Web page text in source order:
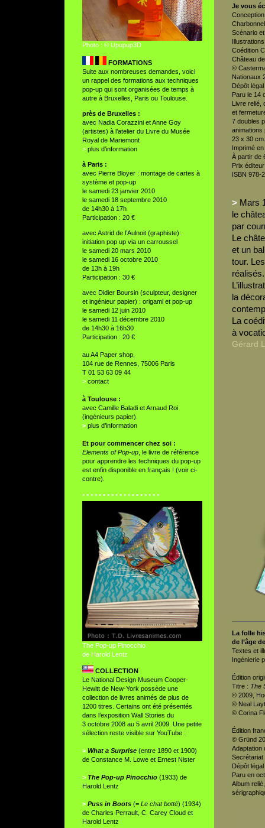
Photo : © Upupup3D
FORMATIONS
Suite aux nombreuses demandes, voici
un rappel des formations aux techniques
pop-up qui sont organisées de temps à
autre à Bruxelles, Paris ou Toulouse.
près de Bruxelles :
avec Nadia Corazzini et Anne Goy
(artistes) à l’atelier du Livre du Musée
Royal de Mariemont
> plus d’information
à Paris :
avec Pierre Bloyer : montage de cartes à
système et pop-up
le samedi 23 janvier 2010
le samedi 18 septembre 2010
de 14h30 à 17h
Participation : 20 €
avec Astrid de l’Aulnoit (graphiste):
initiation pop up via un carroussel
le samedi 20 mars 2010
le samedi 16 octobre 2010
de 13h à 19h
Participation : 30 €
avec Didier Boursin (sculpteur, designer
et ingénieur papier) : origami et pop-up
le samedi 12 juin 2010
le samedi 11 décembre 2010
de 14h30 à 16h30
Participation : 20 €
au A4 Paper shop,
104 rue de Rennes, 75006 Paris
T 01 53 63 09 44
> contact
à Toulouse :
avec Camille Baladi et Arnaud Roi
(ingénieurs papier).
> plus d’information
Et pour commencer chez soi :
Elements of Pop-up, le livre de référence
pour apprendre les techniques du pop-up
est enfin disponible en français ! (voir ci-
contre).
° ° ° ° ° ° ° ° ° ° ° ° ° ° ° ° ° ° °
The Pop-up Pinocchio
de Harold Lentz
COLLECTION
Le National Design Museum Cooper-
Hewitt de New-York possède une
collection de livres animés de plus de
1200 titres. Certains ont été présentés
dans l’exposition Wall Stories du
3 octobre 2008 au 5 avril 2009. Une petite
sélection reste visible sur YouTube :
> What a Surprise(entre 1890 et 1900)
de Constance M. Lowe et Ernest Nister
> The Pop-up Pinocchio(1933) de
Harold Lentz
> Puss in Boots(= Le chat botté) (1934)
de Charles Perrault, C. Carey Cloud et
Harold Lentz
Je vous
Charbonnel
Scénario
Coédition
Château
©
Nationaux
Dépôt
Paru le 14
Livre relié,
et
7 doubles
animations
23 x 30 cm.
Imprimé
À partir de
Prix
ISBN 978-
> Mars
le
par
Le
et un
tour.
réalisés.
la
La
à
Gérard
La folle
de l’âge
Textes et
Ingénierie
Édition
Titre : The
© 2009,
© Neal
© Corina
Édition
© Gründ
Adaptation
Secrétariat
Dépôt
Paru en
Album